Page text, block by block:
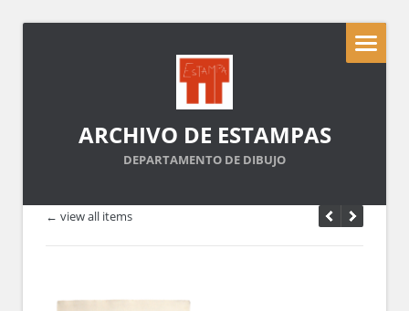
ARCHIVO DE ESTAMPAS
DEPARTAMENTO DE DIBUJO
← view all items